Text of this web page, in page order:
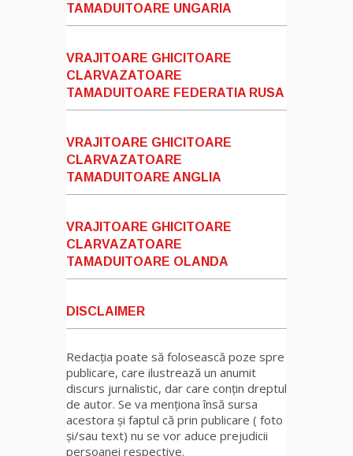
TAMADUITOARE UNGARIA
VRAJITOARE GHICITOARE
CLARVAZATOARE
TAMADUITOARE FEDERATIA RUSA
VRAJITOARE GHICITOARE
CLARVAZATOARE
TAMADUITOARE ANGLIA
VRAJITOARE GHICITOARE
CLARVAZATOARE
TAMADUITOARE OLANDA
DISCLAIMER
Redacția poate să folosească poze spre
publicare, care ilustrează un anumit
discurs jurnalistic, dar care conțin dreptul
de autor. Se va menționa însă sursa
acestora și faptul că prin publicare ( foto
și/sau text) nu se vor aduce prejudicii
persoanei respective.